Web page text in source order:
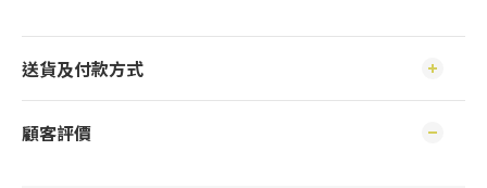
送貨及付款方式
顧客評價